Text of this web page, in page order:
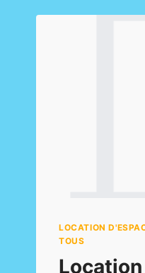
LOCATION
TOUS
Location